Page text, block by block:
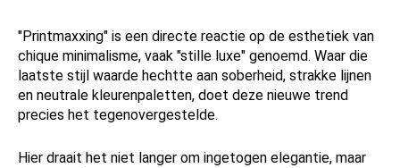
"Printmaxxing" is een directe reactie op de esthetiek van
chique minimalisme, vaak "stille luxe" genoemd. Waar die
laatste stijl waarde hechtte aan soberheid, strakke lijnen
en neutrale kleurenpaletten, doet deze nieuwe trend
precies het tegenovergestelde.
Hier draait het niet langer om ingetogen elegantie, maar